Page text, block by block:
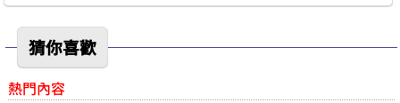
猜你喜歡
熱門內容